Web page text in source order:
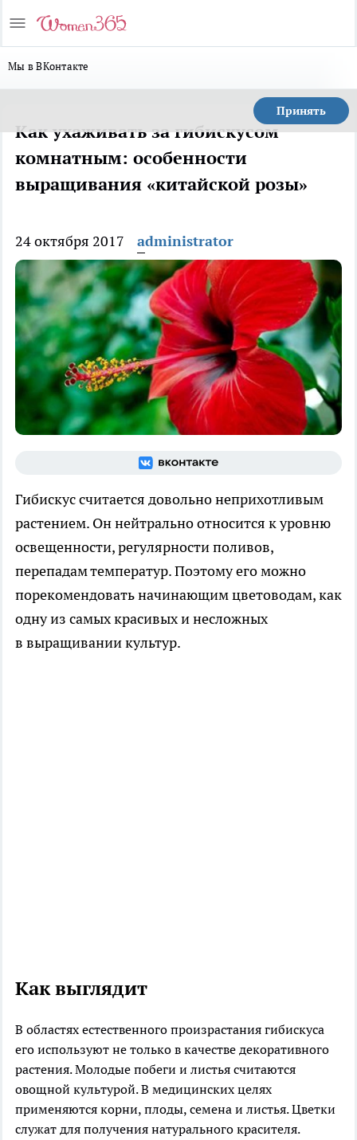
Мы в ВКонтакте
Принять
Как ухаживать за гибискусом
комнатным: особенности
выращивания «китайской розы»
24 октября 2017 administrator
Гибискус считается довольно неприхотливым
растением. Он нейтрально относится к уровню
освещенности, регулярности поливов,
перепадам температур. Поэтому его можно
порекомендовать начинающим цветоводам, как
одну из самых красивых и несложных
в выращивании культур.
Как выглядит
В областях естественного произрастания гибискуса
его используют не только в качестве декоративного
растения. Молодые побеги и листья считаются
овощной культурой. В медицинских целях
применяются корни, плоды, семена и листья. Цветки
служат для получения натурального красителя.